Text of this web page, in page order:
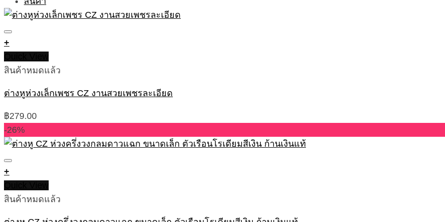
+
สินค้าหมดแล้ว
ต่างหูห่วงเล็กเพชร CZ งานสวยเพชรละเอียด
฿279.00
-26%
+
สินค้าหมดแล้ว